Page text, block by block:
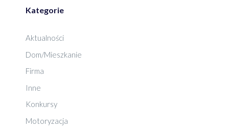
Kategorie
Aktualności
Dom/Mieszkanie
Firma
Inne
Konkursy
Motoryzacja